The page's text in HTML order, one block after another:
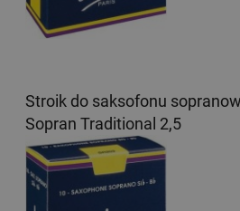
Stroik do saksofonu
Sopran Traditional 2,5